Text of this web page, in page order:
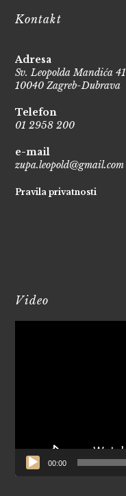
Kontakt
Adresa
Sv. Leopolda Mandića 41
10040 Zagreb-Dubrava
Telefon
01 2958 200
e-mail
zupa.leopold@gmail.com
Pravila privatnosti
Video
00:00